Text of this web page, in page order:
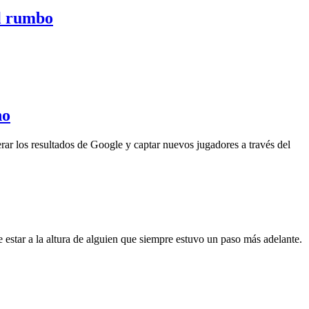
rumbo
los resultados de Google y captar nuevos jugadores a través del
a la altura de alguien que siempre estuvo un paso más adelante.